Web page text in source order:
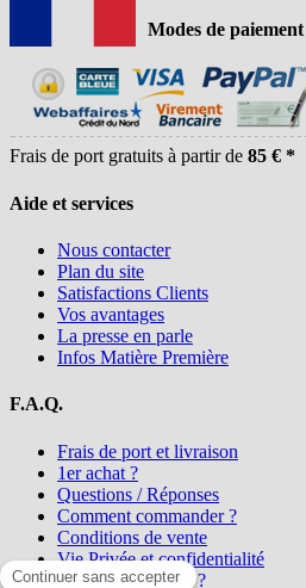
Modes de paiement
Frais de port gratuits à partir de 85 € *
Aide et services
Nous contacter
Plan du site
Satisfactions Clients
Vos avantages
La presse en parle
Infos Matière Première
F.A.Q.
Frais de port et livraison
1er achat ?
Questions / Réponses
Comment commander ?
Conditions de vente
Vie Privée et confidentialité
Qui sommes-nous ?